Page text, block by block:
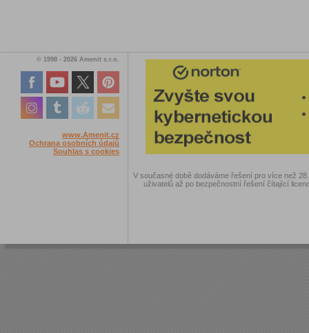
© 1998 - 2026 Amenit s.r.o.
www.Amenit.cz
Ochrana osobních údajů
Souhlas s cookies
V současné době dodáváme řešení pro více než
uživatelů až po bezpečnostní řešení čítající